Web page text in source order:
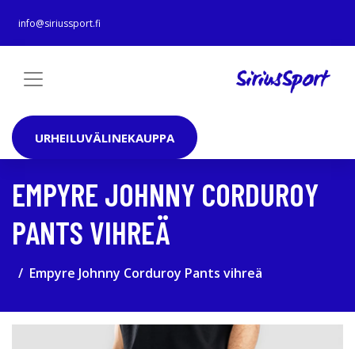
info@siriussport.fi
URHEILUVÄLINEKAUPPA
EMPYRE JOHNNY CORDUROY
PANTS VIHREÄ
Empyre Johnny Corduroy Pants vihreä